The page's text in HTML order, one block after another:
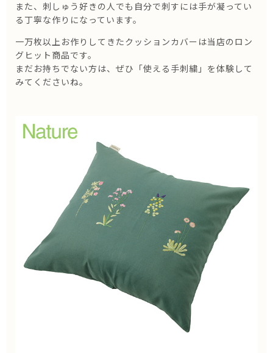
また、刺しゅう好きの人でも自分で刺すには手が凝ってい
る丁寧な作りになっています。
一万枚以上お作りしてきたクッションカバーは当店のロン
グヒット商品です。
まだお持ちでない方は、ぜひ「使える手刺繍」を体験して
みてくださいね。